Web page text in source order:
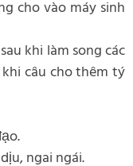
cho vào máy sinh
khi làm song các
câu cho thêm tý
ngai ngái.